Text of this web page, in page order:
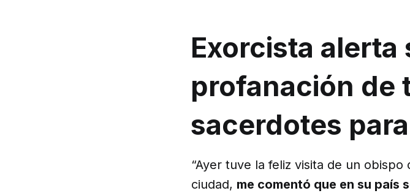
Exorcista alerta
profanación de
sacerdotes
“Ayer tuve la feliz visita de un
ciudad, me comentó que en su país